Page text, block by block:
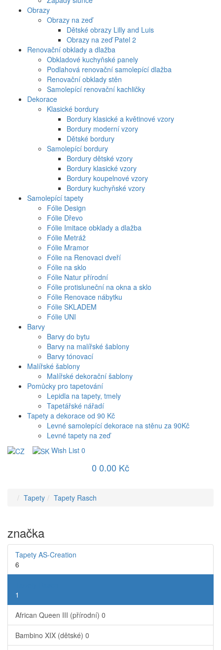
Obrazy
Obrazy na zeď
Dětské obrazy Lilly and Luis
Obrazy na zeď Patel 2
Renovační obklady a dlažba
Obkladové kuchyňské panely
Podlahová renovační samolepící dlažba
Renovační obklady stěn
Samolepící renovační kachličky
Dekorace
Klasické bordury
Bordury klasické a květinové vzory
Bordury moderní vzory
Dětské bordury
Samolepící bordury
Bordury dětské vzory
Bordury klasické vzory
Bordury koupelnové vzory
Bordury kuchyňské vzory
Samolepící tapety
Fólie Design
Fólie Dřevo
Fólie Imitace obklady a dlažba
Fólie Metráž
Fólie Mramor
Fólie na Renovaci dveří
Fólie na sklo
Fólie Natur přírodní
Fólie protisluneční na okna a sklo
Fólie Renovace nábytku
Fólie SKLADEM
Fólie UNI
Barvy
Barvy do bytu
Barvy na malířské šablony
Barvy tónovací
Malířské šablony
Malířské dekorační šablony
Pomůcky pro tapetování
Lepidla na tapety, tmely
Tapetářské nářadí
Tapety a dekorace od 90 Kč
Levné samolepící dekorace na stěnu za 90Kč
Levné tapety na zeď
Wish List 0
0 0.00 Kč
Tapety Tapety Rasch
značka
Tapety AS-Creation
6
1
African Queen III (přírodní) 0
Bambino XIX (dětské) 0